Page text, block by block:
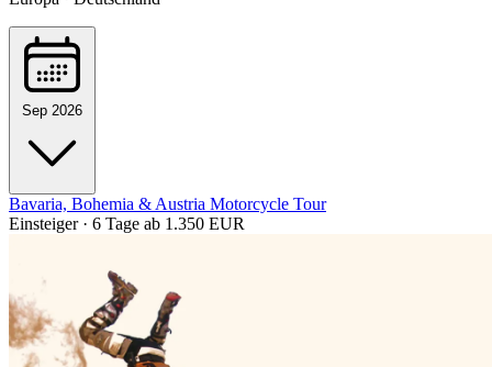
Sep 2026
Bavaria, Bohemia & Austria Motorcycle Tour
Einsteiger · 6 Tage ab 1.350 EUR